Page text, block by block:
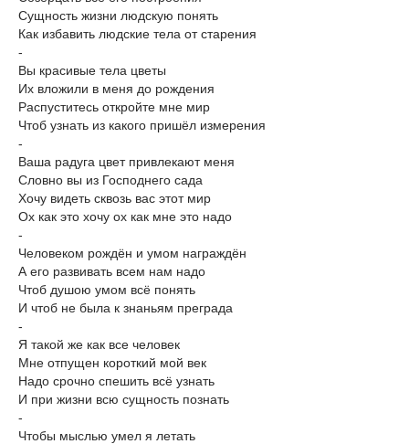
Сущность жизни людскую понять
Как избавить людские тела от старения
-
Вы красивые тела цветы
Их вложили в меня до рождения
Распуститесь откройте мне мир
Чтоб узнать из какого пришёл измерения
-
Ваша радуга цвет привлекают меня
Словно вы из Господнего сада
Хочу видеть сквозь вас этот мир
Ох как это хочу ох как мне это надо
-
Человеком рождён и умом награждён
А его развивать всем нам надо
Чтоб душою умом всё понять
И чтоб не была к знаньям преграда
-
Я такой же как все человек
Мне отпущен короткий мой век
Надо срочно спешить всё узнать
И при жизни всю сущность познать
-
Чтобы мыслью умел я летать